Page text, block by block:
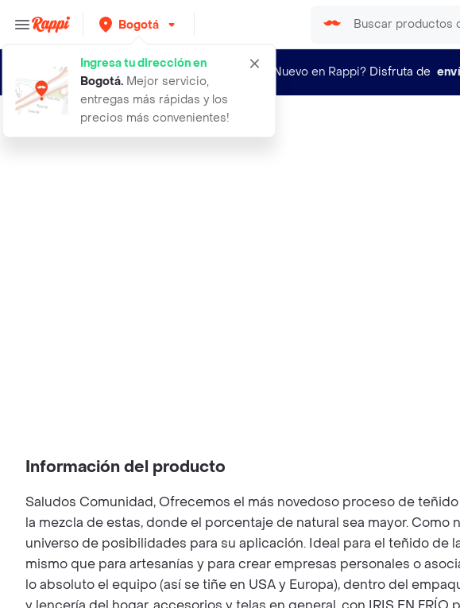
Bogotá
Ingresa tu dirección en
Bogotá. Mejor servicio,
entregas más rápidas y los
precios más convenientes!
¿Nuevo en Rappi? Disfruta de
1 tintura iris frio mandarino 2 rop
Información del producto
Saludos Comunidad, Ofrecemos el más novedoso proceso de
la mezcla de estas, donde el porcentaje de natural sea mayor.
universo de posibilidades para su aplicación. Ideal para el teñido de
mismo que para artesanías y para crear empresas personales o
lo absoluto el equipo (así se tiñe en USA y Europa), dentro del